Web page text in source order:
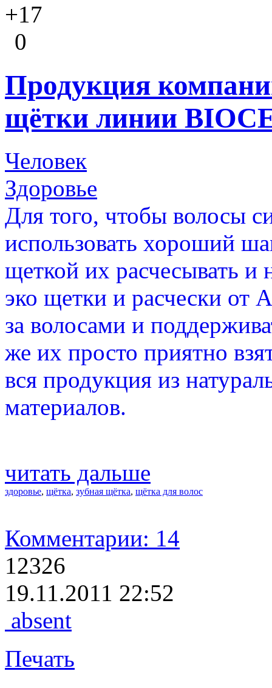
+17
0
Продукция
щётки линии
Человек
Здоровье
Для того, чтобы волосы
использовать хороший
щеткой их расчесывать и
эко щетки и расчески от
за волосами и
же их просто приятно
вся продукция из
материалов.
читать дальше
здоровье, щётка, зубная щётка, щётка для волос
Комментарии: 14
12326
19.11.2011 22:52
absent
Печать